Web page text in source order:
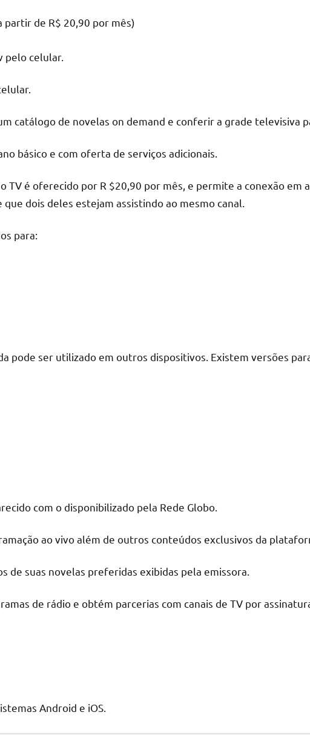
partir de R$ 20,90 por mês)
pelo celular.
catálogo de novelas on demand e conferir a grade televisiva
básico e com oferta de serviços adicionais.
TV é oferecido por R $20,90 por mês, e permite a conexão em
dois deles estejam assistindo ao mesmo canal.
para:
pode ser utilizado em outros dispositivos. Existem versões
com o disponibilizado pela Rede Globo.
ao vivo além de outros conteúdos exclusivos da
de suas novelas preferidas exibidas pela emissora.
de rádio e obtém parcerias com canais de TV por
Android e iOS.